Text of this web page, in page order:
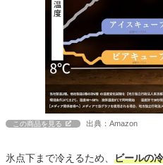
この商品を見る 出典：Amazon
氷点下まで冷えるため、 ビールの